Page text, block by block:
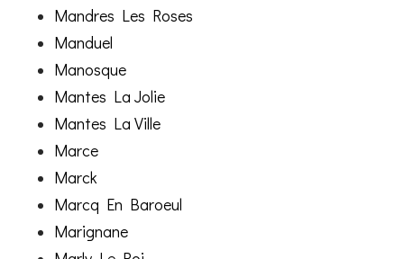
Mandres Les Roses
Manduel
Manosque
Mantes La Jolie
Mantes La Ville
Marce
Marck
Marcq En Baroeul
Marignane